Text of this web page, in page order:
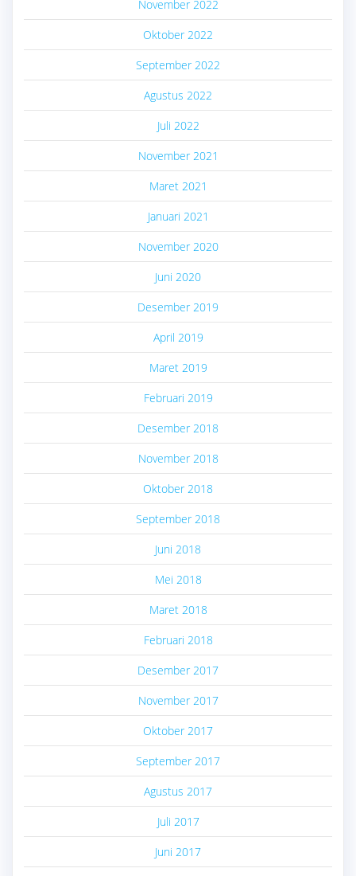
November 2022
Oktober 2022
September 2022
Agustus 2022
Juli 2022
November 2021
Maret 2021
Januari 2021
November 2020
Juni 2020
Desember 2019
April 2019
Maret 2019
Februari 2019
Desember 2018
November 2018
Oktober 2018
September 2018
Juni 2018
Mei 2018
Maret 2018
Februari 2018
Desember 2017
November 2017
Oktober 2017
September 2017
Agustus 2017
Juli 2017
Juni 2017